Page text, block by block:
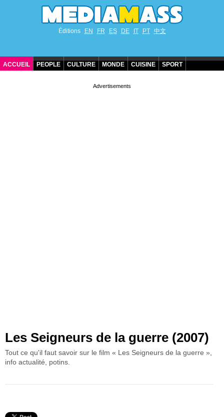
Éditions EN FR ES DE IT PT 中文
ACCUEIL PEOPLE CULTURE MONDE CUISINE SPORT
Les Seigneurs de la guerre (2007)
Tout ce qu'il faut savoir sur le film « Les Seigneurs de la guerre »,
info actualité, potins.